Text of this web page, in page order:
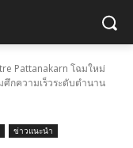
Pattanakarn โฉมใหม่
ศึกความเร็วระดับตำนาน
ข่าวแนะนำ